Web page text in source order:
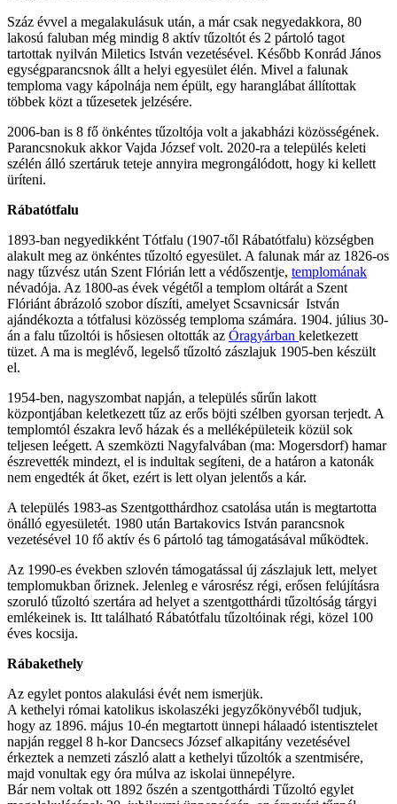
Száz évvel a megalakulásuk után, a már csak negyedakkora, 80
lakosú faluban még mindig 8 aktív tűzoltót és 2 pártoló tagot
tartottak nyilván Miletics István vezetésével. Később Konrád János
egységparancsnok állt a helyi egyesület élén. Mivel a falunak
temploma vagy kápolnája nem épült, egy haranglábat állítottak
többek közt a tűzesetek jelzésére.
2006-ban is 8 fő önkéntes tűzoltója volt a jakabházi közösségének.
Parancsnokuk akkor Vajda József volt. 2020-ra a település keleti
szélén álló szertáruk teteje annyira megrongálódott, hogy ki kellett
üríteni.
Rábatótfalu
1893-ban negyedikként Tótfalu (1907-től Rábatótfalu) községben
alakult meg az önkéntes tűzoltó egyesület. A falunak már az 1826-os
nagy tűzvész után Szent Flórián lett a védőszentje, templomának
névadója. Az 1800-as évek végétől a templom oltárát a Szent
Flóriánt ábrázoló szobor díszíti, amelyet Scsavnicsár István
ajándékozta a tótfalusi közösség temploma számára. 1904. július 30-
án a falu tűzoltói is hősiesen oltották az Óragyárban keletkezett
tüzet. A ma is meglévő, legelső tűzoltó zászlajuk 1905-ben készült
el.
1954-ben, nagyszombat napján, a település sűrűn lakott
központjában keletkezett tűz az erős böjti szélben gyorsan terjedt. A
templomtól északra levő házak és a melléképületeik közül sok
teljesen leégett. A szemközti Nagyfalvában (ma: Mogersdorf) hamar
észrevették mindezt, el is indultak segíteni, de a határon a katonák
nem engedték át őket, ezért is lett olyan jelentős a kár.
A település 1983-as Szentgotthárdhoz csatolása után is megtartotta
önálló egyesületét. 1980 után Bartakovics István parancsnok
vezetésével 10 fő aktív és 6 pártoló tag támogatásával működtek.
Az 1990-es években szlovén támogatással új zászlajuk lett, melyet
templomukban őriznek. Jelenleg e városrész régi, erősen felújításra
szoruló tűzoltó szertára ad helyet a szentgotthárdi tűzoltóság tárgyi
emlékeinek is. Itt található Rábatótfalu tűzoltóinak régi, közel 100
éves kocsija.
Rábakethely
Az egylet pontos alakulási évét nem ismerjük.
A kethelyi római katolikus iskolaszéki jegyzőkönyvéből tudjuk,
hogy az 1896. május 10-én megtartott ünnepi hálaadó istentisztelet
napján reggel 8 h-kor Dancsecs József alkapitány vezetésével
érkeztek a nemzeti zászló alatt a kethelyi tűzoltók a szentmisére,
majd vonultak egy óra múlva az iskolai ünnepélyre.
Bár nem voltak ott 1892 őszén a szentgotthárdi Tűzoltó egylet